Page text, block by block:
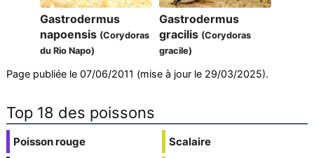
Gastrodermus
napoensis (Corydoras
du Rio Napo)
Gastrodermus
gracilis (Corydoras
gracile)
Page publiée le 07/06/2011 (mise à jour le 29/03/2025).
Top 18 des poissons
Poisson rouge
Scalaire